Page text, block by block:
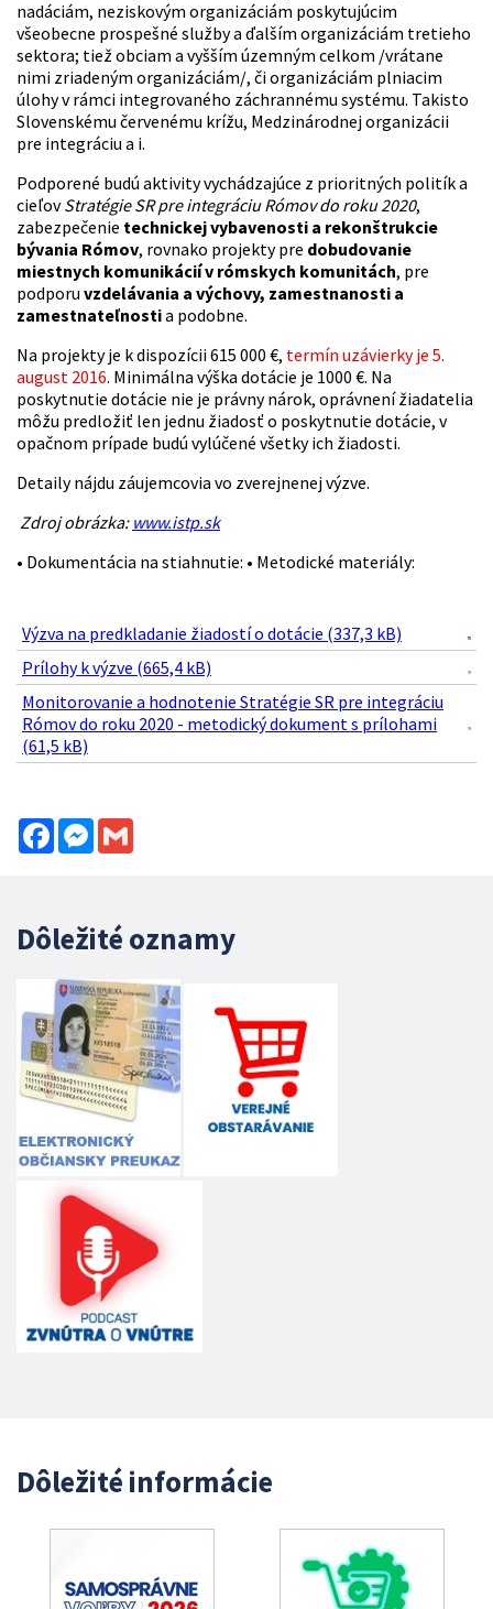
nadáciám, neziskovým organizáciám poskytujúcim
všeobecne prospešné služby a ďalším organizáciám tretieho
sektora; tiež obciam a vyšším územným celkom /vrátane
nimi zriadeným organizáciám/, či organizáciám plniacim
úlohy v rámci integrovaného záchrannému systému. Takisto
Slovenskému červenému krížu, Medzinárodnej organizácii
pre integráciu a i.
Podporené budú aktivity vychádzajúce z prioritných politík a
cieľovStratégie SR pre integráciu Rómov do roku 2020,
zabezpečenie technickej vybavenosti a rekonštrukcie
bývania Rómov, rovnako projekty pre dobudovanie
miestnych komunikácií v rómskych komunitách, pre
podporu vzdelávania a výchovy, zamestnanosti a
zamestnateľnostia podobne.
Na projekty je k dispozícii 615 000 €, termín uzávierky je 5.
august 2016. Minimálna výška dotácie je 1000 €. Na
poskytnutie dotácie nie je právny nárok, oprávnení žiadatelia
môžu predložiť len jednu žiadosť o poskytnutie dotácie, v
opačnom prípade budú vylúčené všetky ich žiadosti.
Detaily nájdu záujemcovia vo zverejnenej výzve.
Zdroj obrázka: www.istp.sk
• Dokumentácia na stiahnutie: • Metodické materiály:
Výzva na predkladanie žiadostí o dotácie (337,3 kB)
Prílohy k výzve (665,4 kB)
Monitorovanie a hodnotenie Stratégie SR pre integráciu
Rómov do roku 2020 - metodický dokument s prílohami
(61,5 kB)
FacebookMessenger
Dôležité oznamy
Dôležité informácie